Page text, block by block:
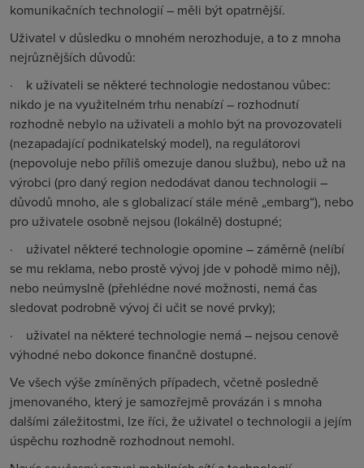
komunikačních technologií – měli být opatrnější.
Uživatel v důsledku o mnohém nerozhoduje, a to z mnoha
nejrůznějších důvodů:
·
k uživateli se některé technologie nedostanou vůbec:
nikdo je na využitelném trhu nenabízí – rozhodnutí
rozhodně nebylo na uživateli a mohlo být na provozovateli
(nezapadající podnikatelský model), na regulátorovi
(nepovoluje nebo příliš omezuje danou službu), nebo už na
výrobci (pro daný region nedodávat danou technologii –
důvodů mnoho, ale s globalizací stále méně „embarg“), nebo
pro uživatele osobně nejsou (lokálně) dostupné;
·
uživatel některé technologie opomine – záměrně (nelíbí
se mu reklama, nebo prostě vývoj jde v pohodě mimo něj),
nebo neúmyslně (přehlédne nové možnosti, nemá čas
sledovat podrobně vývoj či učit se nové prvky);
·
uživatel na některé technologie nemá – nejsou cenově
výhodné nebo dokonce finančně dostupné.
Ve všech výše zmíněných případech, včetně posledně
jmenovaného, který je samozřejmě provázán i s mnoha
dalšími záležitostmi, lze říci, že uživatel o technologii a jejím
úspěchu rozhodně rozhodnout nemohl.